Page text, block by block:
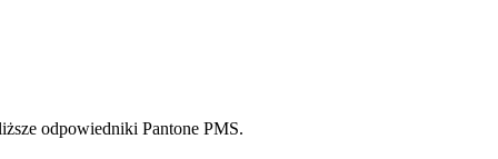
odpowiedniki Pantone PMS.